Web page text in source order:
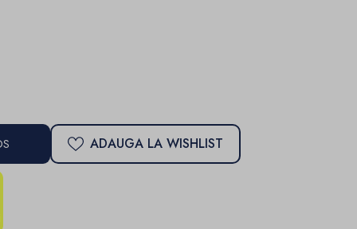
ADAUGA LA WISHLIST